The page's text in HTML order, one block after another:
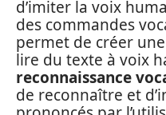
d’imiter la voix
des commandes
permet de créer
lire du texte à voix
reconnaissance
de reconnaître et